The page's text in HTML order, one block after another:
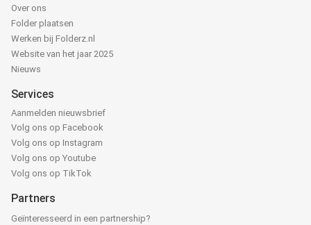
Over ons
Folder plaatsen
Werken bij Folderz.nl
Website van het jaar 2025
Nieuws
Services
Aanmelden nieuwsbrief
Volg ons op Facebook
Volg ons op Instagram
Volg ons op Youtube
Volg ons op TikTok
Partners
Geïnteresseerd in een partnership?